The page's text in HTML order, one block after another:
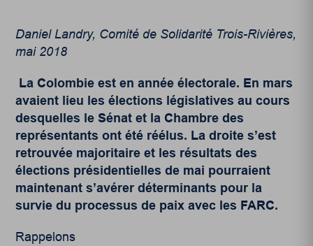
Daniel Landry, Comité de Solidarité Trois-Rivières,
mai 2018
La Colombie est en année électorale. En mars
avaient lieu les élections législatives au cours
desquelles le Sénat et la Chambre des
représentants ont été réélus. La droite s’est
retrouvée majoritaire et les résultats des
élections présidentielles de mai pourraient
maintenant s’avérer déterminants pour la
survie du processus de paix avec les FARC.
Rappelons